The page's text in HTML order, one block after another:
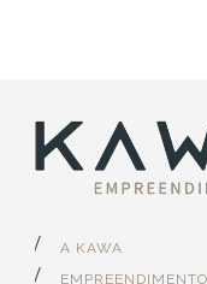
A KAWA